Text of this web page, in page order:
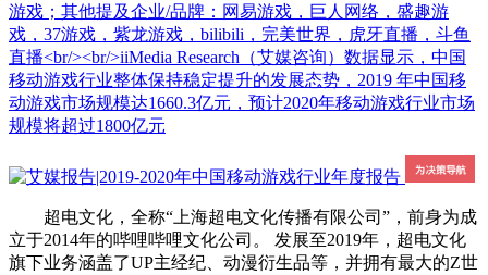
游戏；其他提及企业/品牌：网易游戏，巨人网络，盛趣游
戏，37游戏，紫龙游戏，bilibili，完美世界，虎牙直播，斗鱼
直播<br/><br/>iiMedia Research（艾媒咨询）数据显示，中国
移动游戏行业整体保持稳定提升的发展态势，2019 年中国移
动游戏市场规模达1660.3亿元，预计2020年移动游戏行业市场
规模将超过1800亿元
超电文化，全称“上海超电文化传播有限公司”，前身为成
立于2014年的哔哩哔哩文化公司。 发展至2019年，超电文化
旗下业务涵盖了UP主经纪、动漫衍生品等，并拥有最大的Z世